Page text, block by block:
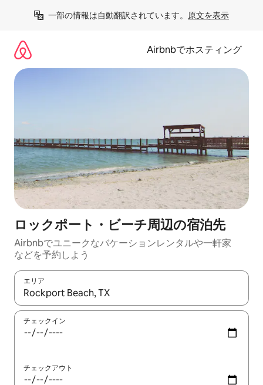
一部の情報は自動翻訳されています。 原文を表示
Airbnbでホスティング
ロックポート・ビーチ⁠周⁠辺⁠の宿⁠泊⁠先
Airbnbでユニークなバ⁠ケ⁠ー⁠シ⁠ョ⁠ンレ⁠ン⁠タ⁠ルや一⁠軒⁠家
な⁠ど⁠を予⁠約⁠し⁠よ⁠う
エリア
検索結果が表示されたら、上下の矢印キーを使って移動するか
チェックイン
チェックアウト